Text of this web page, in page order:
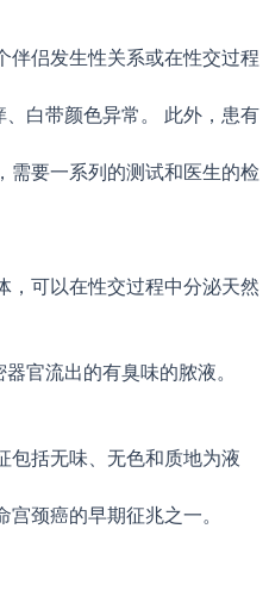
伴侣发生性关系或在性交过程
白带颜色异常。 此外，患有
需要一系列的测试和医生的检
，可以在性交过程中分泌天然
官流出的有臭味的脓液。
包括无味、无色和质地为液
颈癌的早期征兆之一。